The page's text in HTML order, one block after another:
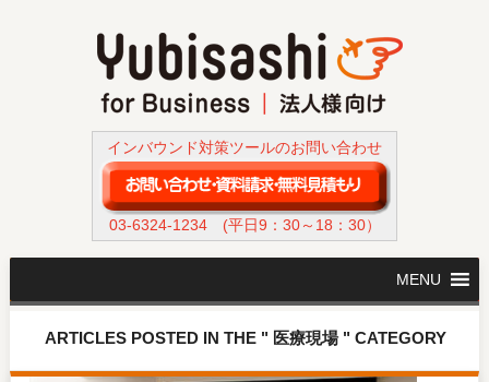
インバウンド対策ツールのお問い合わせ
03-6324-1234(平日9：30～18：30）
MENU
ARTICLES POSTED IN THE " 医療現場 " CATEGORY